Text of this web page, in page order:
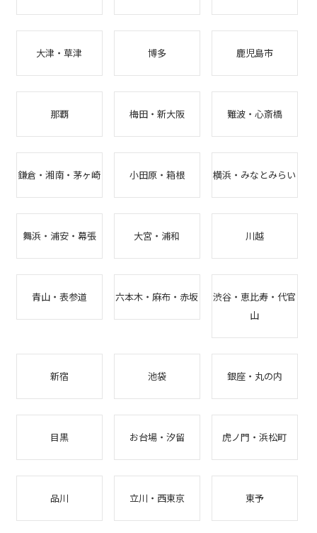
大津・草津 博多 鹿児島市
那覇 梅田・新大阪 難波・心斎橋
鎌倉・湘南・茅ヶ崎 小田原・箱根 横浜・みなとみらい
舞浜・浦安・幕張 大宮・浦和 川越
青山・表参道 六本木・麻布・赤坂
渋谷・恵比寿・代官
山
新宿 池袋 銀座・丸の内
目黒 お台場・汐留 虎ノ門・浜松町
品川 立川・西東京 東予